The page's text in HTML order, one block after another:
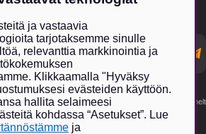
direkt till din e-post!*
nyheter från samarbetspartners. Din prenumeration är helt
som helst.
ja vastaavia
tarjotaksemme sinulle
relevanttia markkinointia ja
Klikkaamalla "Hyväksy
evästeiden käyttöön.
hallita selaimeesi
kohdassa “Asetukset”. Lue
ja